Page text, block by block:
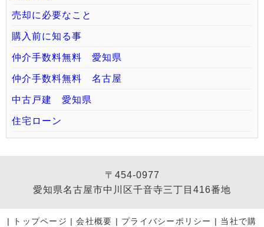
売却に必要なこと
購入前に知る事
仲介手数料無料 愛知県
仲介手数料無料 名古屋
中古戸建 愛知県
住宅ローン
〒454-0977
愛知県名古屋市中川区千音寺三丁目416番地
| トップページ |会社概要 | プライバシーポリシー | 当社で購